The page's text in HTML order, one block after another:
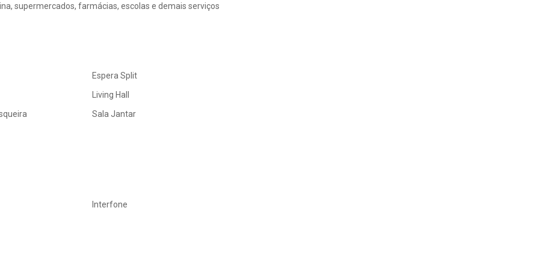
supermercados, farmácias, escolas e demais serviços
Espera Split
Living Hall
Sala Jantar
Interfone